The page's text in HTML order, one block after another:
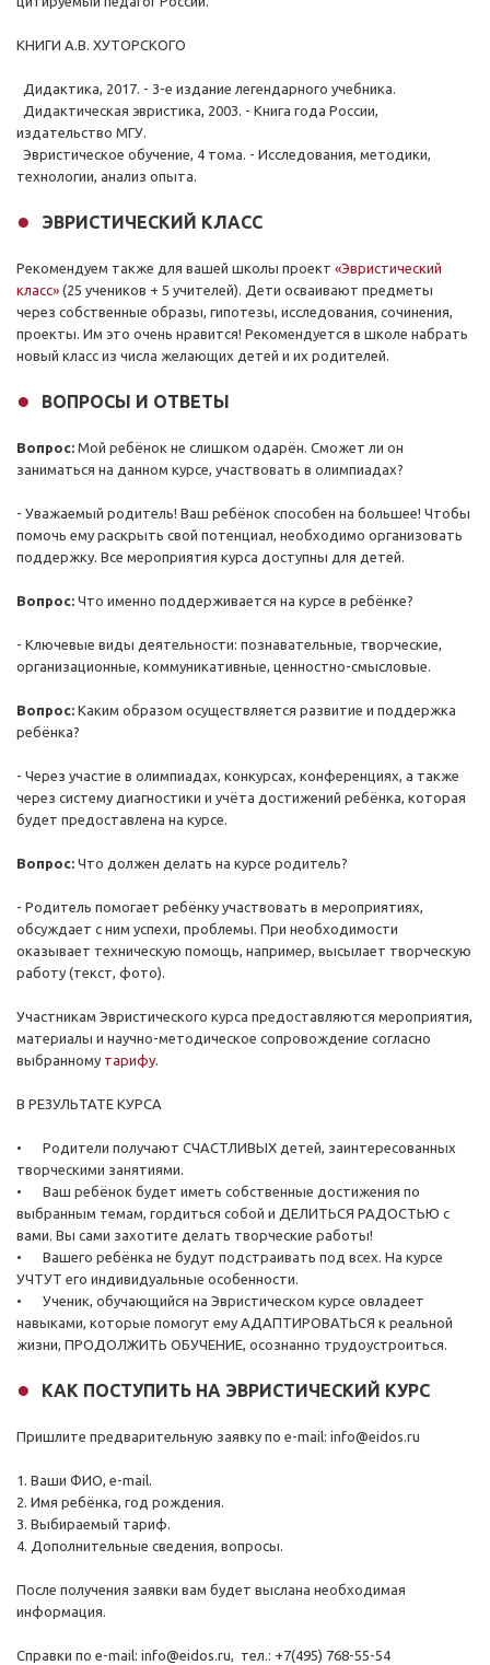
КНИГИ А.В. ХУТОРСКОГО
Дидактика, 2017. - 3-е издание легендарного учебника.
Дидактическая эвристика, 2003. - Книга года России,
издательство МГУ.
Эвристическое обучение, 4 тома. - Исследования, методики,
технологии, анализ опыта.
ЭВРИСТИЧЕСКИЙ КЛАСС
Рекомендуем также для вашей школы проект «Эвристический
класс» (25 учеников + 5 учителей). Дети осваивают предметы
через собственные образы, гипотезы, исследования, сочинения,
проекты. Им это очень нравится! Рекомендуется в школе набрать
новый класс из числа желающих детей и их родителей.
ВОПРОСЫ И ОТВЕТЫ
Вопрос: Мой ребёнок не слишком одарён. Сможет ли он
заниматься на данном курсе, участвовать в олимпиадах?
- Уважаемый родитель! Ваш ребёнок способен на большее! Чтобы
помочь ему раскрыть свой потенциал, необходимо организовать
поддержку. Все мероприятия курса доступны для детей.
Вопрос: Что именно поддерживается на курсе в ребёнке?
- Ключевые виды деятельности: познавательные, творческие,
организационные, коммуникативные, ценностно-смысловые.
Вопрос: Каким образом осуществляется развитие и поддержка
ребёнка?
- Через участие в олимпиадах, конкурсах, конференциях, а также
через систему диагностики и учёта достижений ребёнка, которая
будет предоставлена на курсе.
Вопрос: Что должен делать на курсе родитель?
- Родитель помогает ребёнку участвовать в мероприятиях,
обсуждает с ним успехи, проблемы. При необходимости
оказывает техническую помощь, например, высылает творческую
работу (текст, фото).
Участникам Эвристического курса предоставляются мероприятия,
материалы и научно-методическое сопровождение согласно
выбранному тарифу.
В РЕЗУЛЬТАТЕ КУРСА
•
Родители получают СЧАСТЛИВЫХ детей, заинтересованных
творческими занятиями.
•
Ваш ребёнок будет иметь собственные достижения по
выбранным темам, гордиться собой и ДЕЛИТЬСЯ РАДОСТЬЮ с
вами. Вы сами захотите делать творческие работы!
•
Вашего ребёнка не будут подстраивать под всех. На курсе
УЧТУТ его индивидуальные особенности.
•
Ученик, обучающийся на Эвристическом курсе овладеет
навыками, которые помогут ему АДАПТИРОВАТЬСЯ к реальной
жизни, ПРОДОЛЖИТЬ ОБУЧЕНИЕ, осознанно трудоустроиться.
КАК ПОСТУПИТЬ НА ЭВРИСТИЧЕСКИЙ КУРС
Пришлите предварительную заявку по e-mail: info@eidos.ru
1. Ваши ФИО, e-mail.
2. Имя ребёнка, год рождения.
3. Выбираемый тариф.
4. Дополнительные сведения, вопросы.
После получения заявки вам будет выслана необходимая
информация.
Справки по e-mail: info@eidos.ru, тел.: +7(495) 768-55-54